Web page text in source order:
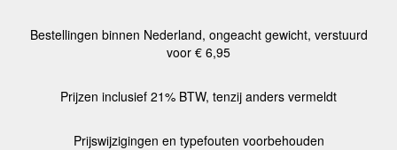
Bestellingen binnen Nederland, ongeacht gewicht, verstuurd
voor € 6,95
Prijzen inclusief 21% BTW, tenzij anders vermeldt
Prijswijzigingen en typefouten voorbehouden